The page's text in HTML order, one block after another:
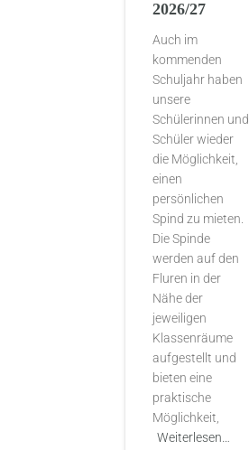
2026/27
Auch im
kommenden
Schuljahr haben
unsere
Schülerinnen und
Schüler wieder
die Möglichkeit,
einen
persönlichen
Spind zu mieten.
Die Spinde
werden auf den
Fluren in der
Nähe der
jeweiligen
Klassenräume
aufgestellt und
bieten eine
praktische
Möglichkeit,
Weiterlesen…